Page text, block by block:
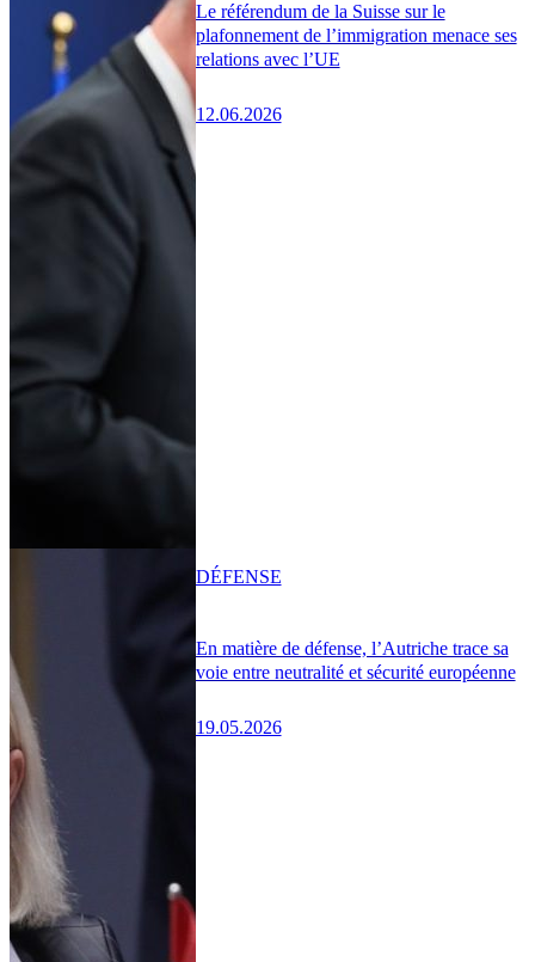
Le référendum de la Suisse sur le
plafonnement de l’immigration menace ses
relations avec l’UE
12.06.2026
En matière de défense, l’Autriche trace sa
voie entre neutralité et sécurité européenne
19.05.2026
DÉFENSE